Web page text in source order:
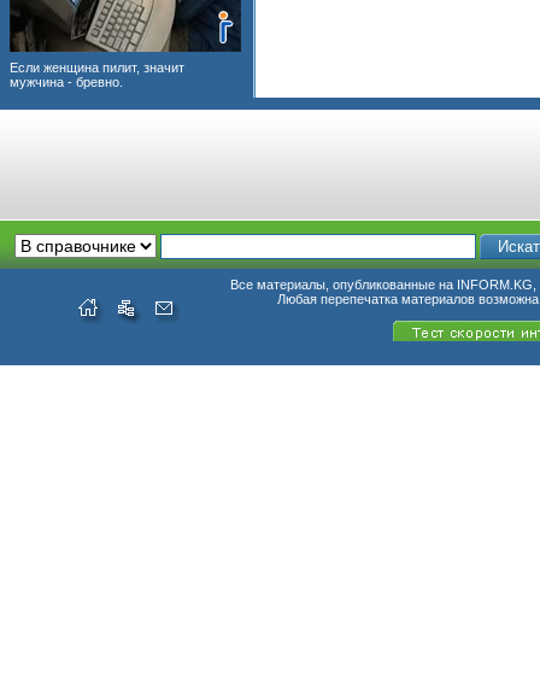
Если женщина пилит, значит
мужчина - бревно.
Все материалы, опубликованные на INFORM.KG,
Любая перепечатка материалов